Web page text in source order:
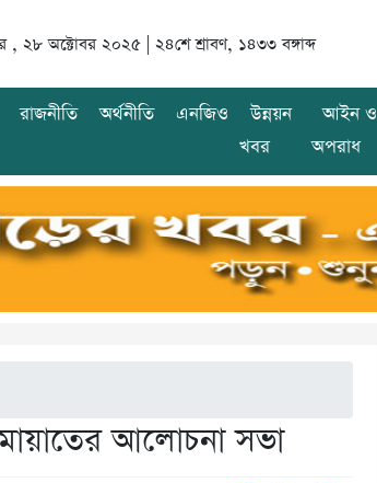
, ২৮ অক্টোবর ২০২৫ | ২৪শে শ্রাবণ, ১৪৩৩ বঙ্গাব্দ
রাজনীতি অর্থনীতি এনজিও
উন্নয়ন
খবর
আইন ও
অপরাধ
আলোচনা সভা